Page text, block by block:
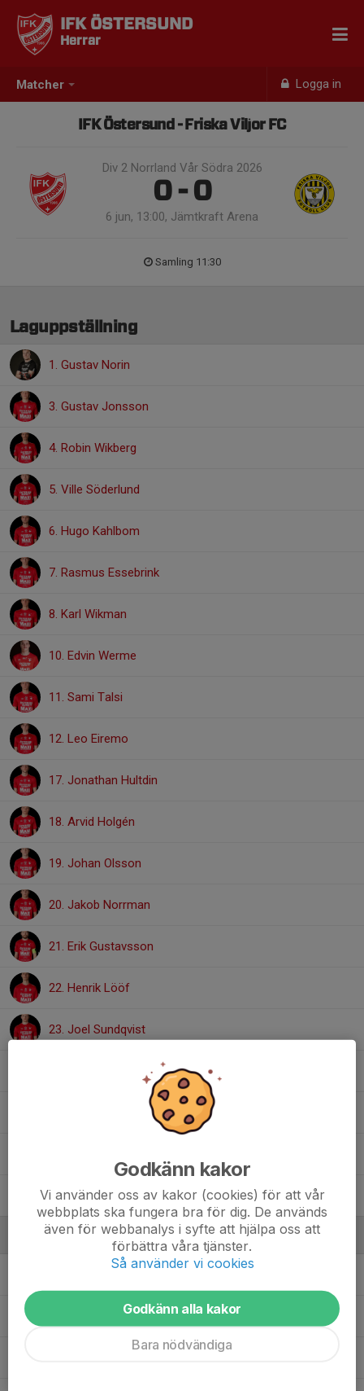
Matcher Logga in
IFK ÖSTERSUND
Herrar
IFK Östersund - Friska Viljor FC
Div 2 Norrland Vår Södra 2026
0 - 0
6 jun, 13:00, Jämtkraft Arena
Samling 11:30
Laguppställning
1. Gustav Norin
3. Gustav Jonsson
4. Robin Wikberg
5. Ville Söderlund
6. Hugo Kahlbom
7. Rasmus Essebrink
8. Karl Wikman
10. Edvin Werme
11. Sami Talsi
12. Leo Eiremo
17. Jonathan Hultdin
18. Arvid Holgén
19. Johan Olsson
20. Jakob Norrman
21. Erik Gustavsson
22. Henrik Lööf
23. Joel Sundqvist
26. Pontus Kindberg
49. Joar Brounéus
Ledare
Andreas TagessonHuvudtränare
Godkänn kakor
Vi använder oss av kakor (cookies) för att vår
webbplats ska fungera bra för dig. De används
även för webbanalys i syfte att hjälpa oss att
förbättra våra tjänster.
Så använder vi cookies
Godkänn alla kakor
Bara nödvändiga